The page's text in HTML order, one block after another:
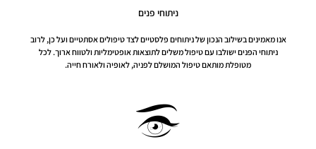
ניתוחי פנים
אנו מאמינים בשילוב הנכון של ניתוחים פלסטיים לצד טיפולים אסתטיים ועל כן, לרוב
ניתוחי הפנים ישולבו עם טיפול משלים לתוצאות אופטימליות ולטווח ארוך. לכל
מטופלת מותאם טיפול המושלם לפניה, לאופיה ולאורח חייה.